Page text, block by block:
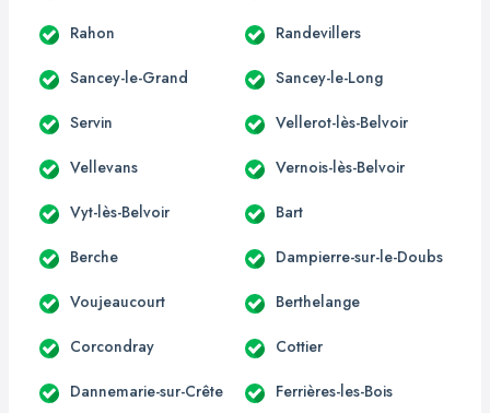
Rahon Randevillers
Sancey-le-Grand Sancey-le-Long
Servin Vellerot-lès-Belvoir
Vellevans Vernois-lès-Belvoir
Vyt-lès-Belvoir Bart
Berche Dampierre-sur-le-Doubs
Voujeaucourt Berthelange
Corcondray Cottier
Dannemarie-sur-Crête Ferrières-les-Bois